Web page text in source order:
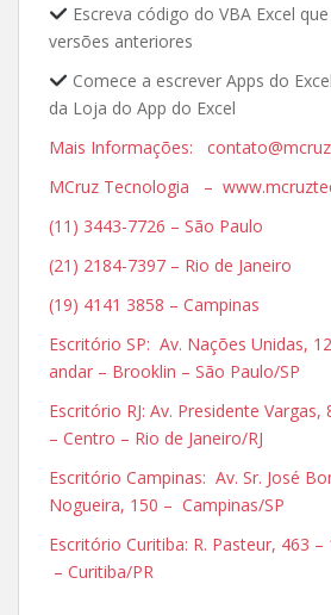
Escreva código do VBA Excel
versões anteriores
Comece a escrever Apps do
da Loja do App do Excel
Mais Informações:
MCruz Tecnologia –
(11) 3443-7726 – São Paulo
(21) 2184-7397 – Rio de Janeiro
(19) 4141 3858 – Campinas
Escritório SP: Av. Nações Unidas,
andar – Brooklin – São Paulo/SP
Escritório RJ: Av. Presidente
– Centro – Rio de Janeiro/RJ
Escritório Campinas: Av. Sr. José
Nogueira, 150 – Campinas/SP
Escritório Curitiba: R. Pasteur, 463
– Curitiba/PR